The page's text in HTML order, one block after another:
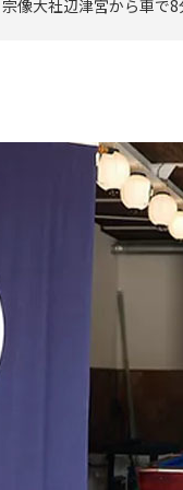
宗像大社辺津宮から車で8